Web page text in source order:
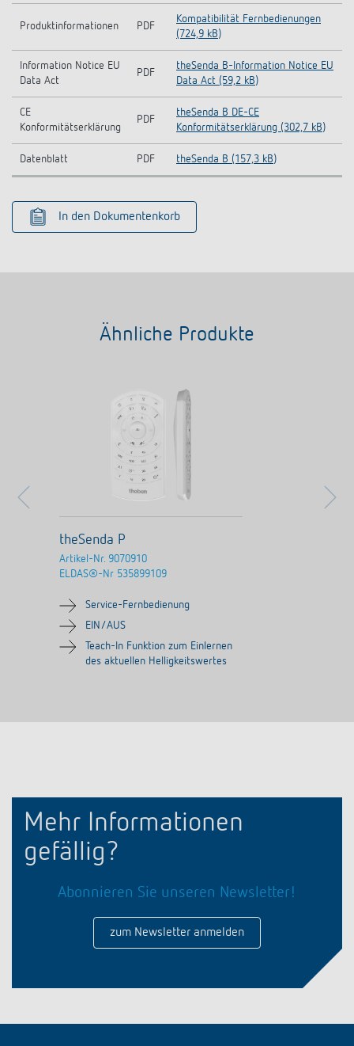
Produktinformationen PDF
Kompatibilität Fernbedienungen
(724,9 kB)
Information Notice EU
Data Act
PDF
theSenda B-Information Notice EU
Data Act (59,2 kB)
CE
Konformitätserklärung
PDF
theSenda B DE-CE
Konformitätserklärung (302,7 kB)
Datenblatt PDF theSenda B (157,3 kB)
In den Dokumentenkorb
Ähnliche Produkte
theSenda P
Artikel-Nr. 9070910
ELDAS®-Nr 535899109
Service-Fernbedienung
EIN/AUS
Teach-In Funktion zum Einlernen
des aktuellen Helligkeitswertes
Mehr Informationen
gefällig?
Abonnieren Sie unseren Newsletter!
zum Newsletter anmelden